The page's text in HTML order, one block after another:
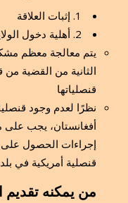
1. إثبات العلاقة
2. أهلية دخول الولايات المتحدة.
يتم معالجة معظم
الثانية من القضية من
قنصلياتها
نظرًا لعدم وجود
أفغانستان، يجب على
إجراءات الحصول
قنصلية أمريكية في
من يمكنه تقديم